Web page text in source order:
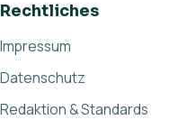
Rechtliches
Impressum
Datenschutz
Redaktion & Standards